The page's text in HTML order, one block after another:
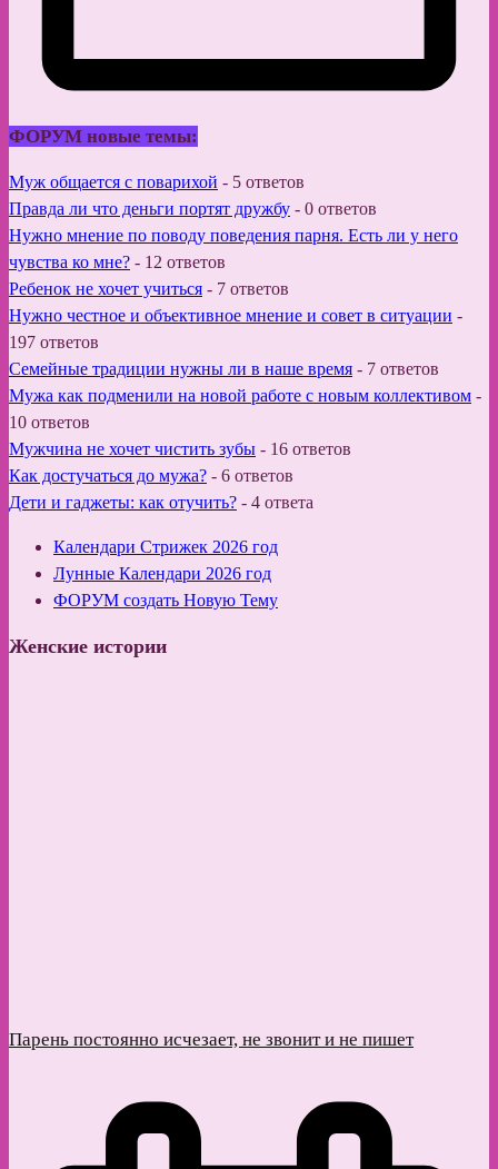
ФОРУМ новые темы:
Муж общается с поварихой - 5 ответов
Правда ли что деньги портят дружбу - 0 ответов
Нужно мнение по поводу поведения парня. Есть ли у него
чувства ко мне? - 12 ответов
Ребенок не хочет учиться - 7 ответов
Нужно честное и объективное мнение и совет в ситуации -
197 ответов
Семейные традиции нужны ли в наше время - 7 ответов
Мужа как подменили на новой работе с новым коллективом -
10 ответов
Мужчина не хочет чистить зубы - 16 ответов
Как достучаться до мужа? - 6 ответов
Дети и гаджеты: как отучить? - 4 ответа
Календари Стрижек 2026 год
Лунные Календари 2026 год
ФОРУМ создать Новую Тему
Женские истории
Парень постоянно исчезает, не звонит и не пишет